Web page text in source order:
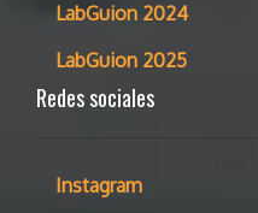
LabGuion 2024
LabGuion 2025
Redes sociales
Instagram